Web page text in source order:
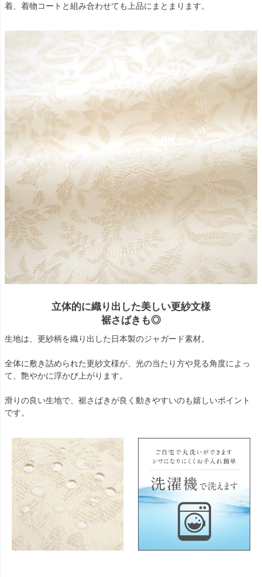
着、着物コートと組み合わせても上品にまとまります。
立体的に織り出した美しい更紗文様
裾さばきも◎
生地は、更紗柄を織り出した日本製のジャガード素材。
全体に敷き詰められた更紗文様が、光の当たり方や見る角度によっ
て、艶やかに浮かび上がります。
滑りの良い生地で、裾さばきが良く動きやすいのも嬉しいポイント
です。